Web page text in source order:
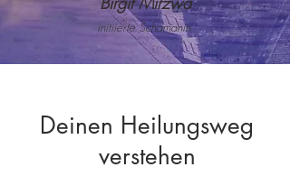
initiierte Schamanin
Deinen Heilungsweg
verstehen